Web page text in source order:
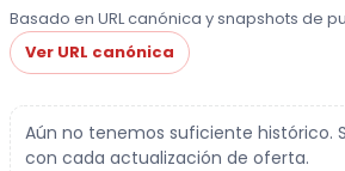
Basado en URL canónica y snapshots de
Ver URL canónica
Aún no tenemos suficiente histórico.
con cada actualización de oferta.